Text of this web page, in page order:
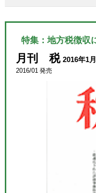
特集：地方税徴収
月刊 税 2016年1
2016/01 発売